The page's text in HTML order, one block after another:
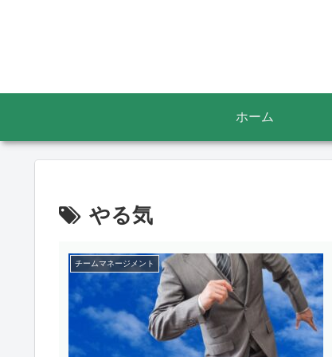
ホーム
やる気
チームマネージメント